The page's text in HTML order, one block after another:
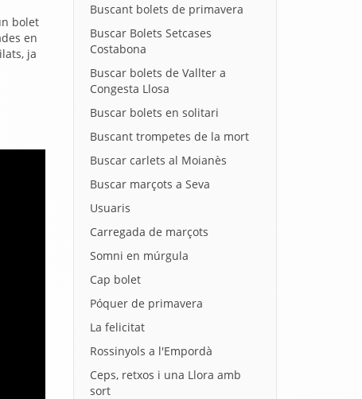
bolet
en
ja
Buscant bolets de primavera
Buscar Bolets Setcases
Costabona
Buscar bolets de Vallter a
Congesta Llosa
Buscar bolets en solitari
Buscant trompetes de la mort
Buscar carlets al Moianès
Buscar marçots a Seva
Usuaris
Carregada de marçots
Somni en múrgula
Cap bolet
Póquer de primavera
La felicitat
Rossinyols a l'Empordà
Ceps, retxos i una Llora amb
sort